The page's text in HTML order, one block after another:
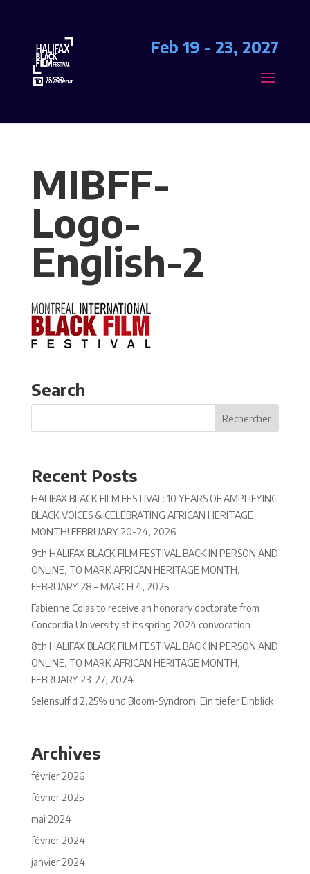
Feb 19 - 23, 2027
MIBFF-
Logo-
English-2
Search
Recent Posts
HALIFAX BLACK FILM FESTIVAL: 10 YEARS OF AMPLIFYING
BLACK VOICES & CELEBRATING AFRICAN HERITAGE
MONTH! FEBRUARY 20-24, 2026
9th HALIFAX BLACK FILM FESTIVAL BACK IN PERSON AND
ONLINE, TO MARK AFRICAN HERITAGE MONTH,
FEBRUARY 28 – MARCH 4, 2025
Fabienne Colas to receive an honorary doctorate from
Concordia University at its spring 2024 convocation
8th HALIFAX BLACK FILM FESTIVAL BACK IN PERSON AND
ONLINE, TO MARK AFRICAN HERITAGE MONTH,
FEBRUARY 23-27, 2024
Selensulfid 2,25% und Bloom-Syndrom: Ein tiefer Einblick
Archives
février 2026
février 2025
mai 2024
février 2024
janvier 2024